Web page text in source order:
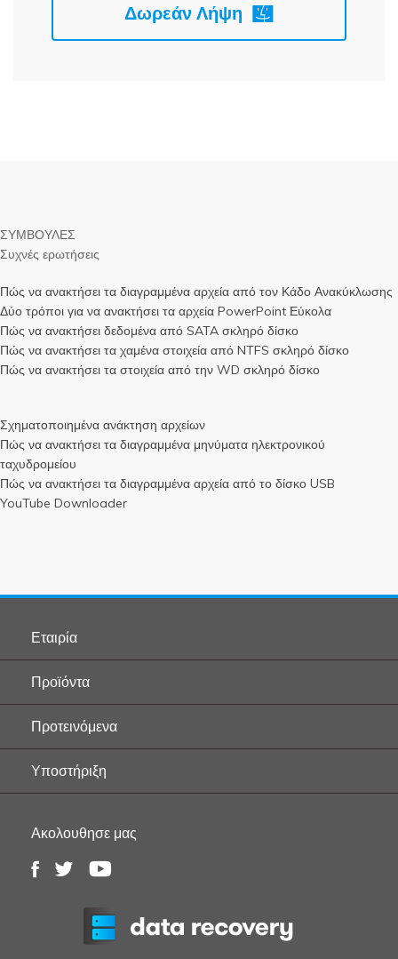
Δωρεάν Λήψη
ΣΥΜΒΟΥΛΕΣ
Συχνές ερωτήσεις
Πώς να ανακτήσει τα διαγραμμένα αρχεία από τον Κάδο Ανακύκλωσης
Δύο τρόποι για να ανακτήσει τα αρχεία PowerPoint Εύκολα
Πώς να ανακτήσει δεδομένα από SATA σκληρό δίσκο
Πώς να ανακτήσει τα χαμένα στοιχεία από NTFS σκληρό δίσκο
Πώς να ανακτήσει τα στοιχεία από την WD σκληρό δίσκο
Σχηματοποιημένα ανάκτηση αρχείων
Πώς να ανακτήσει τα διαγραμμένα μηνύματα ηλεκτρονικού
ταχυδρομείου
Πώς να ανακτήσει τα διαγραμμένα αρχεία από το δίσκο USB
YouTube Downloader
Εταιρία
Προϊόντα
Προτεινόμενα
Υποστήριξη
Ακολουθησε μας